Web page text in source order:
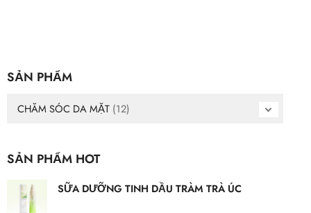
SẢN PHẨM
CHĂM SÓC DA MẶT (12)
SẢN PHẨM HOT
SỮA DƯỠNG TINH DẦU TRÀM TRÀ ÚC